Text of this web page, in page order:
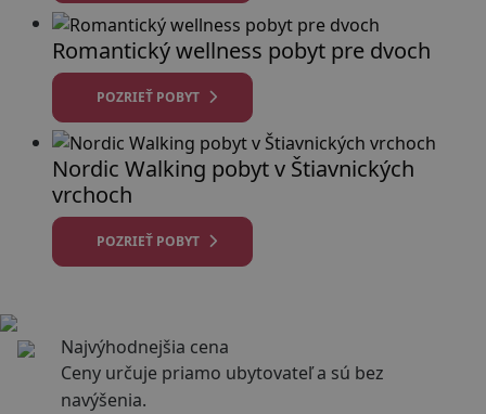
Romantický wellness pobyt pre dvoch
POZRIEŤ POBYT
Nordic Walking pobyt v Štiavnických
vrchoch
POZRIEŤ POBYT
Najvýhodnejšia cena
Ceny určuje priamo ubytovateľ a sú bez
navýšenia.